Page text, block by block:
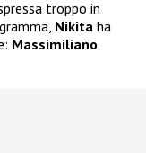
troppo in
Nikita ha
Massimiliano